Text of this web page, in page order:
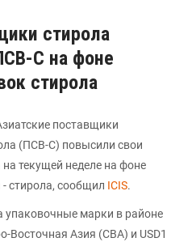
стирола
С на фоне
стирола
поставщики
(ПСВ-С) повысили свои
текущей неделе на фоне
стирола, сообщил ICIS.
марки в районе
Восточная Азия (СВА) и USD1